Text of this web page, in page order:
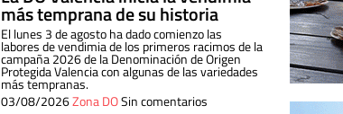
más temprana de su historia
El lunes 3 de agosto ha dado comienzo las
labores de vendimia de los primeros racimos de la
campaña 2026 de la Denominación de Origen
Protegida Valencia con algunas de las variedades
más tempranas.
03/08/2026Zona DOSin comentarios